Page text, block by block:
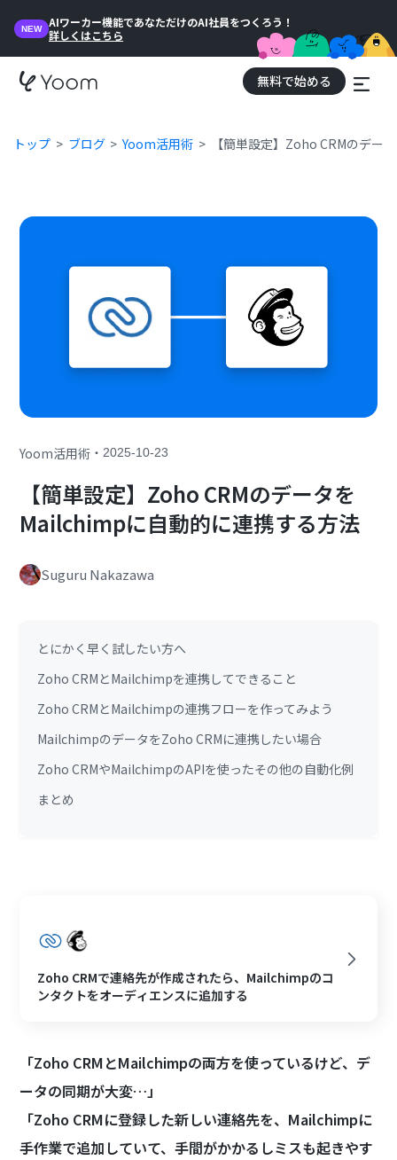
NEW
AIワーカー機能であなただけのAI社員をつくろう！
詳しくはこちら
無料で始める
トップ ブログ Yoom活用術 【簡単設定】Zoho CRMのデ
Yoom活用術 ・2025-10-23
【簡単設定】Zoho CRMのデータを
Mailchimpに自動的に連携する方法
Suguru Nakazawa
とにかく早く試したい方へ
Zoho CRMとMailchimpを連携してできること
Zoho CRMとMailchimpの連携フローを作ってみよう
MailchimpのデータをZoho CRMに連携したい場合
Zoho CRMやMailchimpのAPIを使ったその他の自動化例
まとめ
Zoho CRMで連絡先が作成されたら、Mailchimpのコ
ンタクトをオーディエンスに追加する
「Zoho CRMとMailchimpの両方を使っているけど、デ
ータの同期が大変…」
「Zoho CRMに登録した新しい連絡先を、Mailchimpに
手作業で追加していて、手間がかかるしミスも起きやす